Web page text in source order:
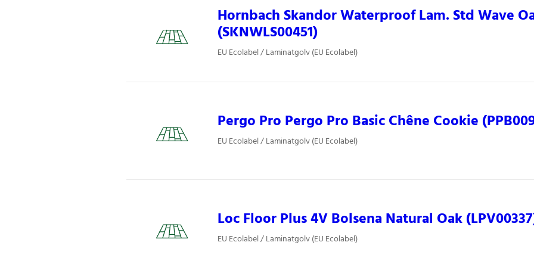
Hornbach Skandor Waterproof Lam. Std Wave
(SKNWLS00451)
EU Ecolabel / Laminatgolv (EU Ecolabel)
Pergo Pro Pergo Pro Basic Chêne Cookie
EU Ecolabel / Laminatgolv (EU Ecolabel)
Loc Floor Plus 4V Bolsena Natural Oak
EU Ecolabel / Laminatgolv (EU Ecolabel)